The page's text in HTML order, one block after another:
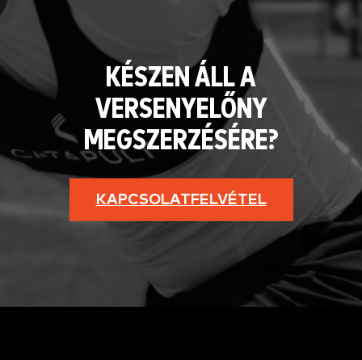
KÉSZEN ÁLL A
VERSENYELŐNY
MEGSZERZÉSÉRE?
KAPCSOLATFELVÉTEL